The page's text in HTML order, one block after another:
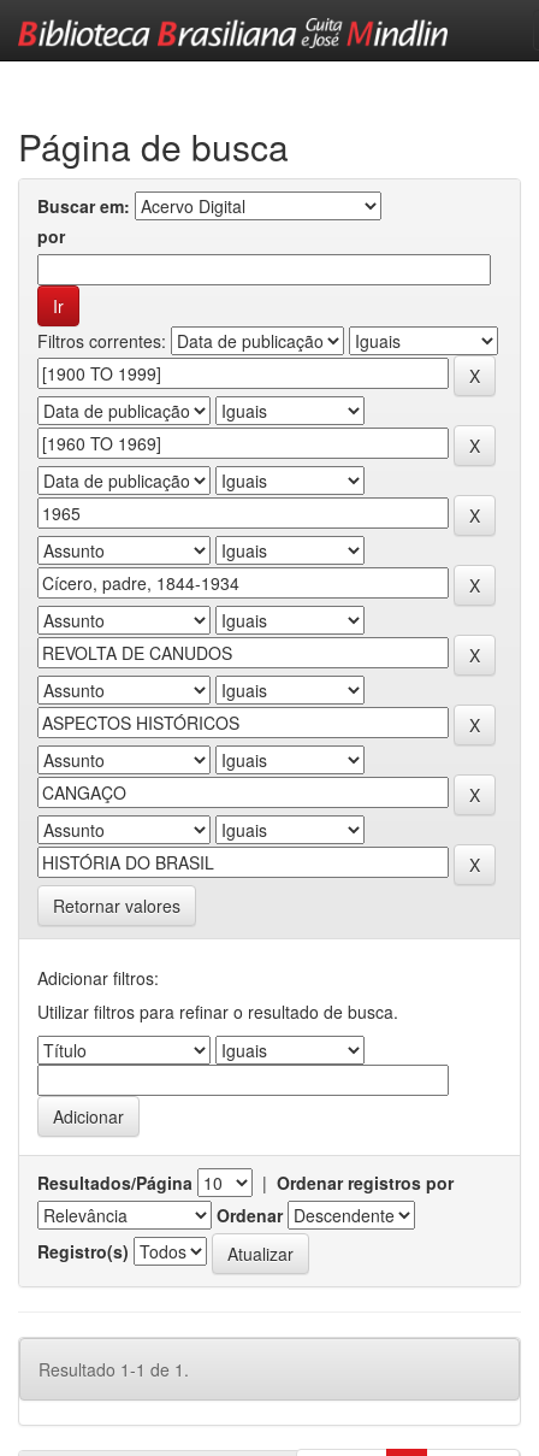
Página de busca
Buscar em:
por
Filtros correntes:
Retornar valores
Adicionar filtros:
Utilizar filtros para refinar o resultado de busca.
Resultados/Página | Ordenar registros por
Ordenar
Registro(s)
Resultado 1-1 de 1.